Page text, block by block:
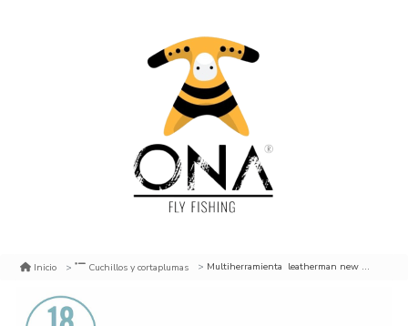
Inicio Cuchillos y cortaplumas Multiherramienta leatherman new wave plus #832524